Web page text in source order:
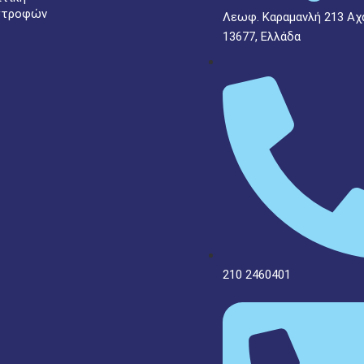
Λεωφ. Καραμανλή 213
13677, Ελλάδα
210 2460401